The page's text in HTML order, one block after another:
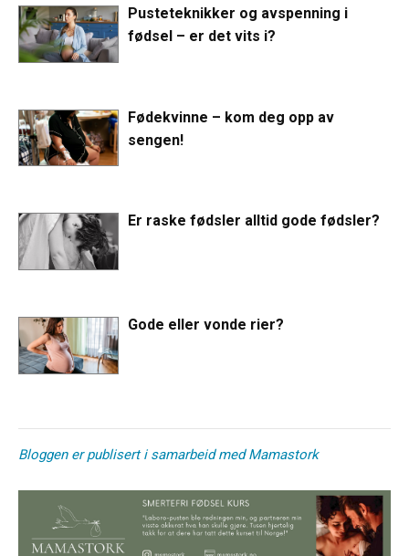
Pusteteknikker og avspenning i
fødsel – er det vits i?
Fødekvinne – kom deg opp av
sengen!
Er raske fødsler alltid gode fødsler?
Gode eller vonde rier?
Bloggen er publisert i samarbeid med Mamastork